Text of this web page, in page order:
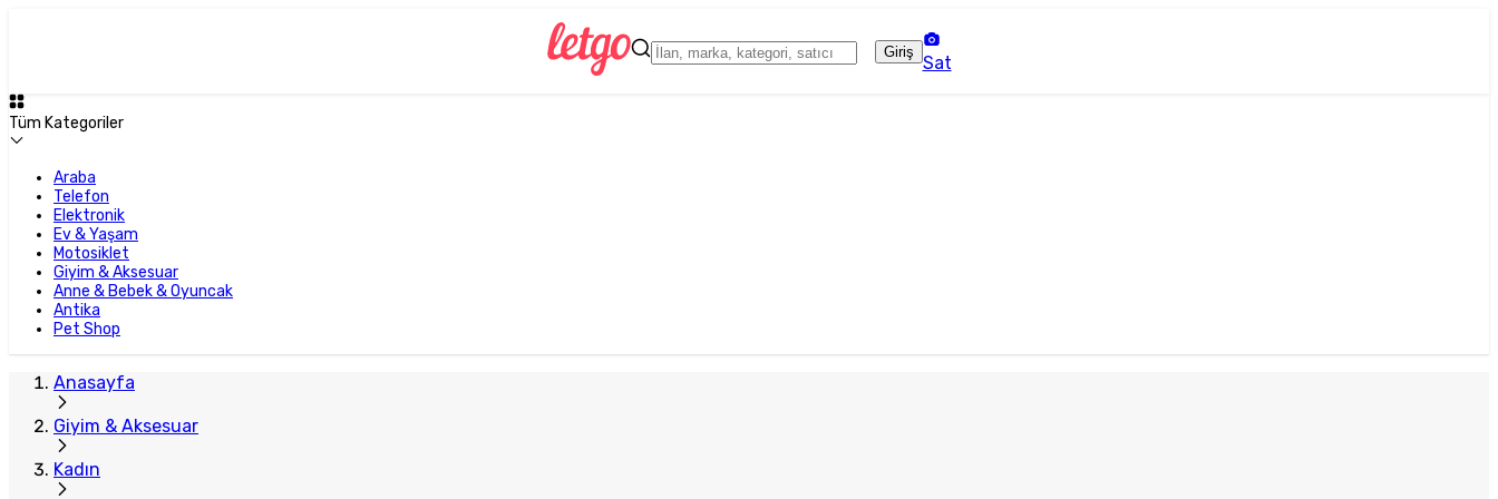
Giriş
Sat
Tüm Kategoriler
Araba
Telefon
Elektronik
Ev & Yaşam
Motosiklet
Giyim & Aksesuar
Anne & Bebek & Oyuncak
Antika
Pet Shop
Anasayfa
Giyim & Aksesuar
Kadın